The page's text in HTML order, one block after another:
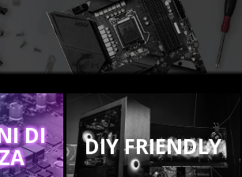
DI DIY FRIENDLY